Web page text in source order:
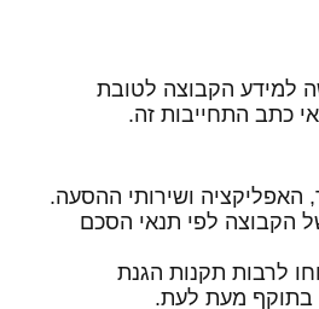
למידע הקבוצה לטובת
כתב התחייבות זה.
הקבוצה לפי תנאי הסכם
1981, התקנות שהותקנו מכוחו לרבות תקנות הגנת